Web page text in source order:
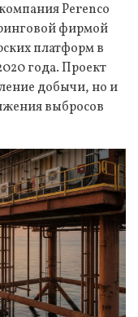
Perenco
фирмой
платформ в
года. Проект
добычи, но и
выбросов